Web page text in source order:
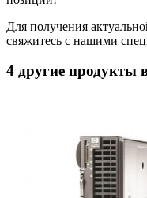
Для получения
свяжитесь с нашими
4 другие продукты